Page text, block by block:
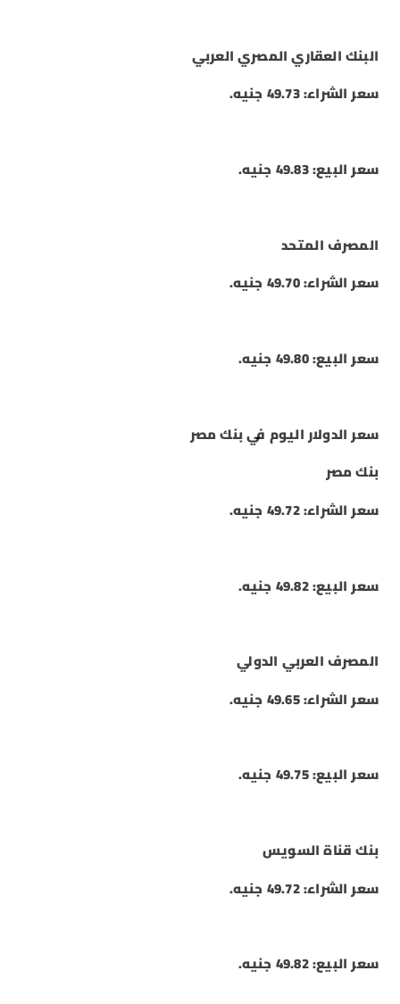
البنك العقاري المصري العربي
سعر الشراء: 49.73 جنيه.
سعر البيع: 49.83 جنيه.
المصرف المتحد
سعر الشراء: 49.70 جنيه.
سعر البيع: 49.80 جنيه.
سعر الدولار اليوم في بنك مصر
بنك مصر
سعر الشراء: 49.72 جنيه.
سعر البيع: 49.82 جنيه.
المصرف العربي الدولي
سعر الشراء: 49.65 جنيه.
سعر البيع: 49.75 جنيه.
بنك قناة السويس
سعر الشراء: 49.72 جنيه.
سعر البيع: 49.82 جنيه.